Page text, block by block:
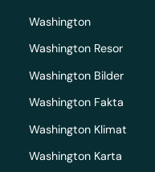
Washington
Washington Resor
Washington Bilder
Washington Fakta
Washington Klimat
Washington Karta